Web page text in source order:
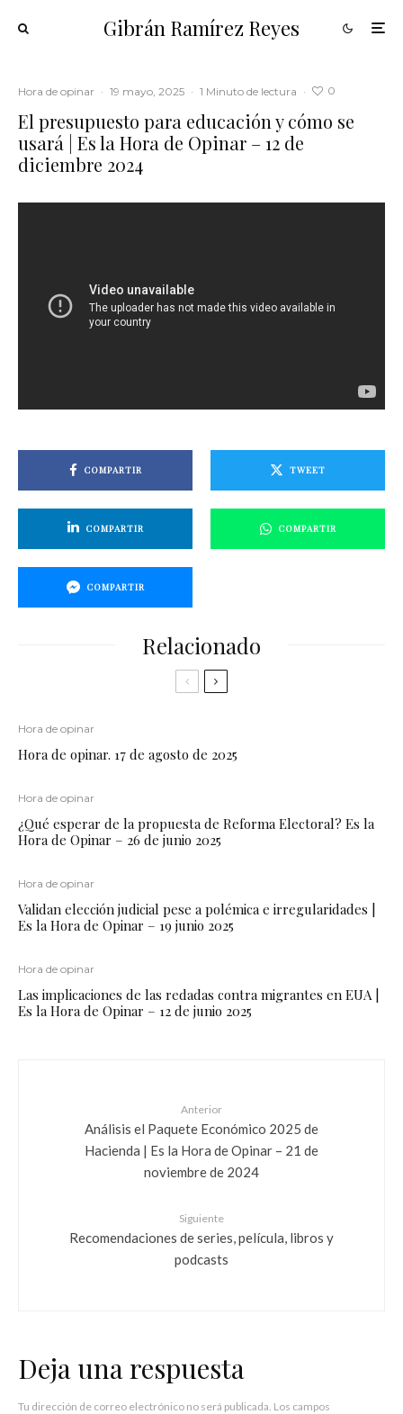
Gibrán Ramírez Reyes
Hora de opinar · 19 mayo, 2025 · 1 Minuto de lectura · 0
El presupuesto para educación y cómo se
usará | Es la Hora de Opinar – 12 de
diciembre 2024
COMPARTIR TWEET
COMPARTIR COMPARTIR
COMPARTIR
Relacionado
Hora de opinar
Hora de opinar. 17 de agosto de 2025
Hora de opinar
¿Qué esperar de la propuesta de Reforma Electoral? Es la
Hora de Opinar – 26 de junio 2025
Hora de opinar
Validan elección judicial pese a polémica e irregularidades |
Es la Hora de Opinar – 19 junio 2025
Hora de opinar
Las implicaciones de las redadas contra migrantes en EUA |
Es la Hora de Opinar – 12 de junio 2025
Anterior
Análisis el Paquete Económico 2025 de
Hacienda | Es la Hora de Opinar – 21 de
noviembre de 2024
Siguiente
Recomendaciones de series, película, libros y
podcasts
Deja una respuesta
Tu dirección de correo electrónico no será publicada. Los campos